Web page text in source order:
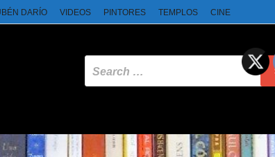
DARÍO VIDEOS PINTORES TEMPLOS CINE